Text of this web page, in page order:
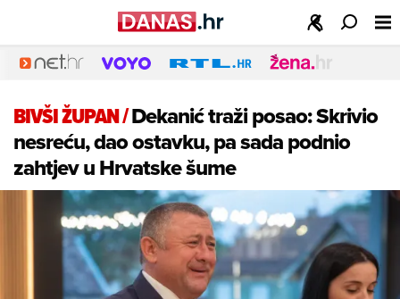
BIVŠI ŽUPAN/Dekanić traži posao: Skrivio
nesreću, dao ostavku, pa sada podnio
zahtjev u Hrvatske šume